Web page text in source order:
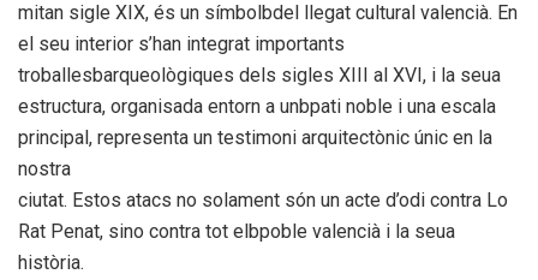
mitan sigle XIX, és un símbolbdel llegat cultural valencià. En
el seu interior s’han integrat importants
troballesbarqueològiques dels sigles XIII al XVI, i la seua
estructura, organisada entorn a unbpati noble i una escala
principal, representa un testimoni arquitectònic únic en la
nostra
ciutat. Estos atacs no solament són un acte d’odi contra Lo
Rat Penat, sino contra tot elbpoble valencià i la seua
història.